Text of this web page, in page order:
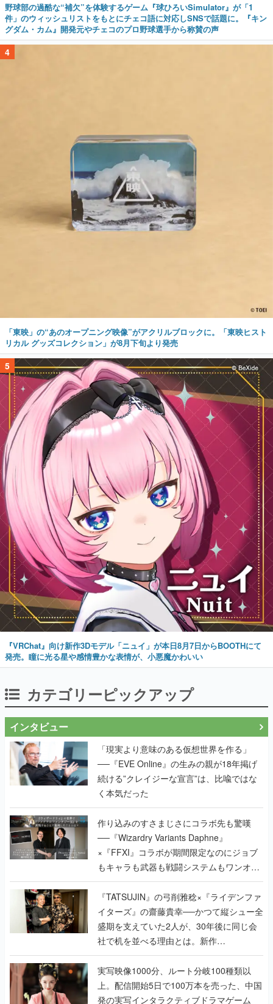
野球部の過酷な“補欠”を体験するゲーム『球ひろいSimulator』が「1
件」のウィッシュリストをもとにチェコ語に対応しSNSで話題に。『キン
グダム・カム』開発元やチェコのプロ野球選手から称賛の声
4
「東映」の“あのオープニング映像”がアクリルブロックに。「東映ヒスト
リカル グッズコレクション」が8月下旬より発売
5
『VRChat』向け新作3Dモデル「ニュイ」が本日8月7日からBOOTHにて
発売。瞳に光る星や感情豊かな表情が、小悪魔かわいい
カテゴリーピックアップ
インタビュー
「現実より意味のある仮想世界を作る」
──『EVE Online』の生みの親が18年掲げ
続ける”クレイジーな宣言”は、比喩ではな
く本気だった
作り込みのすさまじさにコラボ先も驚嘆
──『Wizardry Variants Daphne』
×『FFXI』コラボが期間限定なのにジョブ
もキャラも武器も戦闘システムもワンオフ
で作り込まれた理由を両ディレクターに聞
く
『TATSUJIN』の弓削雅稔×『ライデンファ
イターズ』の齋藤貴幸──かつて縦シュー全
盛期を支えていた2人が、30年後に同じ会
社で机を並べる理由とは。新作
『TATSUJIN EXTREME』で初タッグを組
んだレジェンド2人に訊く開発秘話
実写映像1000分、ルート分岐100種類以
上。配信開始5日で100万本を売った、中国
発の実写インタラクティブドラマゲーム